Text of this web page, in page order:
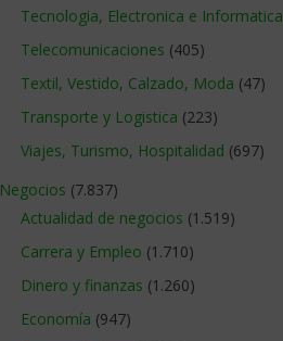
Tecnologia, Electronica e Informatica
Telecomunicaciones (405)
Textil, Vestido, Calzado, Moda (47)
Transporte y Logistica (223)
Viajes, Turismo, Hospitalidad (697)
Negocios (7.837)
Actualidad de negocios (1.519)
Carrera y Empleo (1.710)
Dinero y finanzas (1.260)
Economía (947)